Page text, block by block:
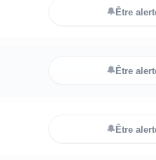
🔔Être
🔔Être
🔔Être